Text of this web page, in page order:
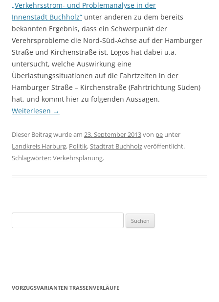
„Verkehrsstrom- und Problemanalyse in der
Innenstadt Buchholz“ unter anderen zu dem bereits
bekannten Ergebnis, dass ein Schwerpunkt der
Verehrsprobleme die Nord-Süd-Achse auf der Hamburger
Straße und Kirchenstraße ist. Logos hat dabei u.a.
untersucht, welche Auswirkung eine
Überlastungssituationen auf die Fahrtzeiten in der
Hamburger Straße – Kirchenstraße (Fahrtrichtung Süden)
hat, und kommt hier zu folgenden Aussagen.
Weiterlesen →
Dieser Beitrag wurde am 23. September 2013von pe unter
Landkreis Harburg, Politik,Stadtrat Buchholzveröffentlicht.
Schlagwörter:Verkehrsplanung.
nach:
VORZUGSVARIANTEN TRASSENVERLÄUFE